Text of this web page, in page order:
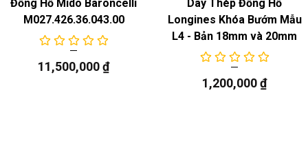
Đồng Hồ Mido Baroncelli
M027.426.36.043.00
11,500,000₫
Dây Thép Đồng Hồ
Longines Khóa Bướm Mẫu
L4 - Bản 18mm và 20mm
1,200,000₫